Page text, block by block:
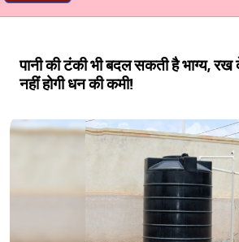
पानी की टंकी भी बदल सकती है भाग्य,
नहीं होगी धन की कमी!